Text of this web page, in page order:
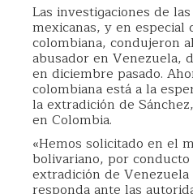
Las investigaciones de
mexicanas, y en
colombiana, condujeron
abusador en Venezuela,
en diciembre pasado.
colombiana está a la
la extradición de
en Colombia.
«Hemos solicitado en el
bolivariano, por
extradición de